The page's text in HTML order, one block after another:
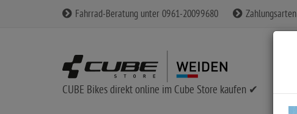
Fahrrad-Beratung unter 0961-20099680 Zahlungsarten
CUBE Bikes direkt online im Cube Store kaufen ✔